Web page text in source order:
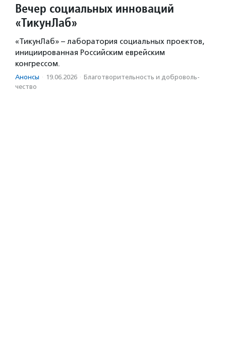
Вечер социальных инноваций
«ТикунЛаб»
«ТикунЛаб» – лаборатория социальных проектов,
инициированная Российским еврейским
конгрессом.
Анонсы · 19.06.2026 · Благотвори­тель­ность и доброволь­
чест­во